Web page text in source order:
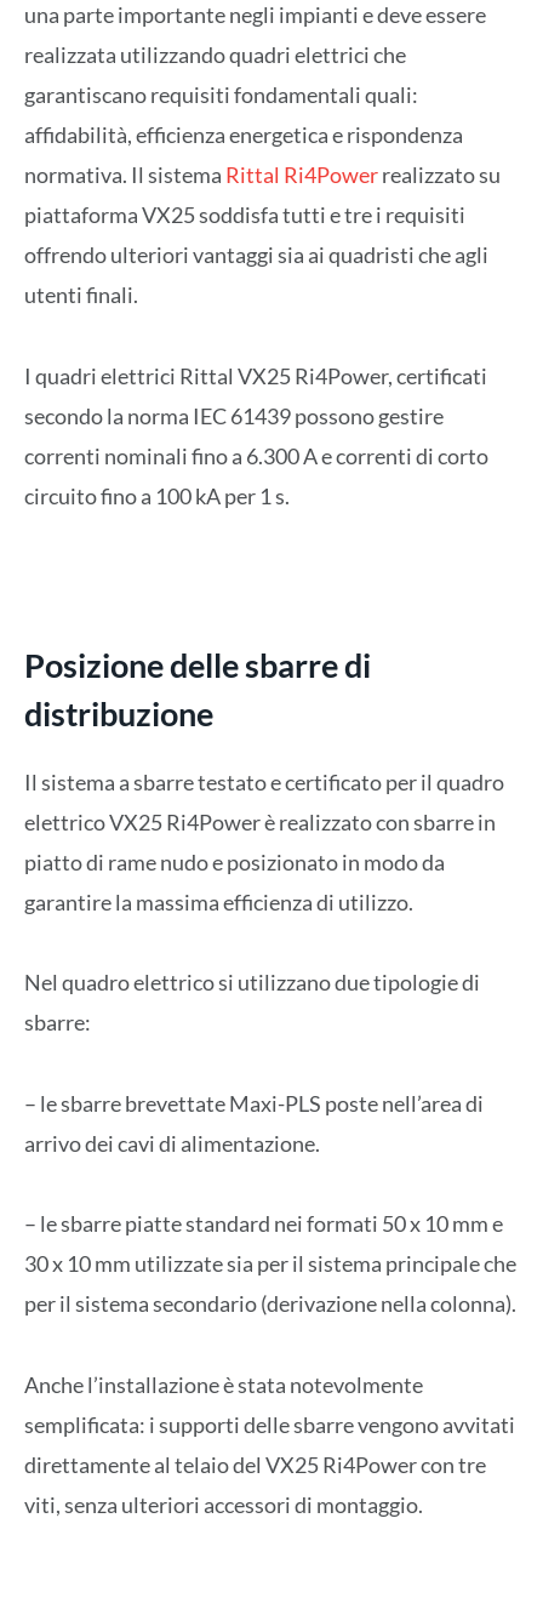
una parte importante negli impianti e deve essere
realizzata utilizzando quadri elettrici che
garantiscano requisiti fondamentali quali:
affidabilità, efficienza energetica e rispondenza
normativa. Il sistema Rittal Ri4Powerrealizzato su
piattaforma VX25 soddisfa tutti e tre i requisiti
offrendo ulteriori vantaggi sia ai quadristi che agli
utenti finali.
I quadri elettrici Rittal VX25 Ri4Power, certificati
secondo la norma IEC 61439 possono gestire
correnti nominali fino a 6.300 A e correnti di corto
circuito fino a 100 kA per 1 s.
Posizione delle sbarre di
distribuzione
Il sistema a sbarre testato e certificato per il quadro
elettrico VX25 Ri4Power è realizzato con sbarre in
piatto di rame nudo e posizionato in modo da
garantire la massima efficienza di utilizzo.
Nel quadro elettrico si utilizzano due tipologie di
sbarre:
– le sbarre brevettate Maxi-PLS poste nell’area di
arrivo dei cavi di alimentazione.
– le sbarre piatte standard nei formati 50 x 10 mm e
30 x 10 mm utilizzate sia per il sistema principale che
per il sistema secondario (derivazione nella colonna).
Anche l’installazione è stata notevolmente
semplificata: i supporti delle sbarre vengono avvitati
direttamente al telaio del VX25 Ri4Power con tre
viti, senza ulteriori accessori di montaggio.